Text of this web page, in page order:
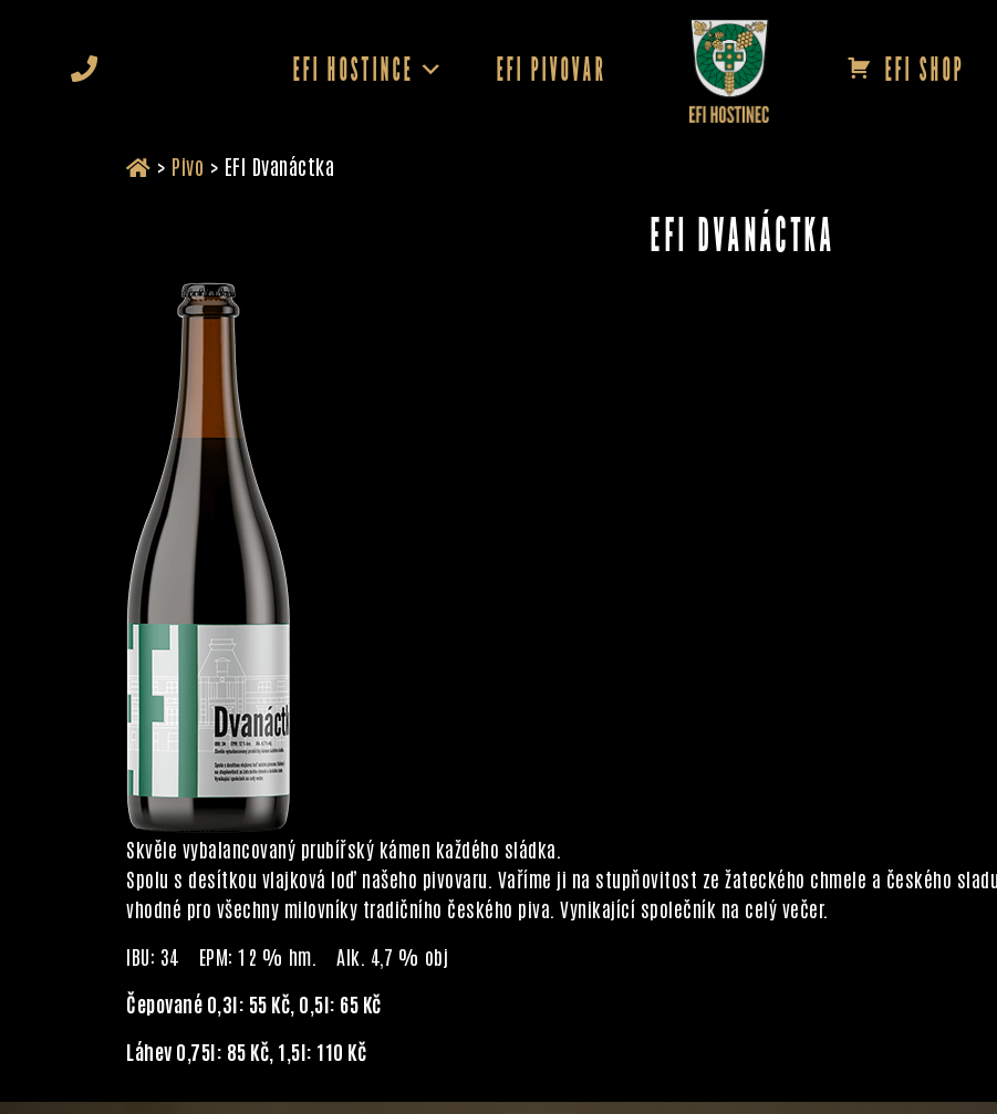
EFI HOSTINCE EFI PIVOVAR EFI SHOP
> Pivo > EFI Dvanáctka
EFI DVANÁCTKA
Skvěle vybalancovaný prubířský kámen každého sládka.
Spolu s desítkou vlajková loď našeho pivovaru. Vaříme ji na stupňovitost ze žateckého chmele a českého
vhodné pro všechny milovníky tradičního českého piva. Vynikající společník na celý večer.
IBU: 34 EPM: 12 % hm. Alk. 4,7 % obj
Čepované 0,3l: 55 Kč, 0,5l: 65 Kč
Láhev 0,75l: 85 Kč, 1,5l: 110 Kč